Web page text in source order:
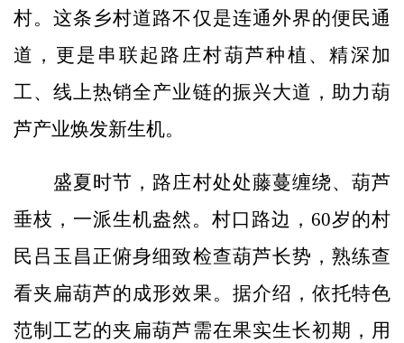
村。这条乡村道路不仅是连通外界的便民通
道，更是串联起路庄村葫芦种植、精深加
工、线上热销全产业链的振兴大道，助力葫
芦产业焕发新生机。
盛夏时节，路庄村处处藤蔓缠绕、葫芦
垂枝，一派生机盎然。村口路边，60岁的村
民吕玉昌正俯身细致检查葫芦长势，熟练查
看夹扁葫芦的成形效果。据介绍，依托特色
范制工艺的夹扁葫芦需在果实生长初期，用